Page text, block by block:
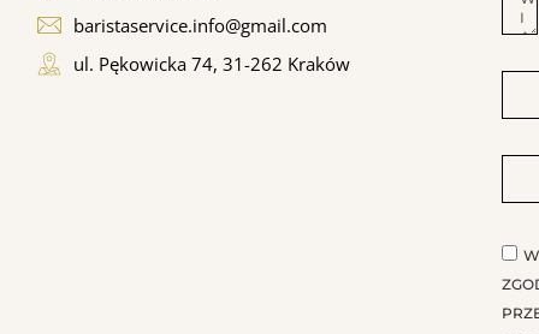
baristaservice.info@gmail.com
ul. Pękowicka 74, 31-262 Kraków